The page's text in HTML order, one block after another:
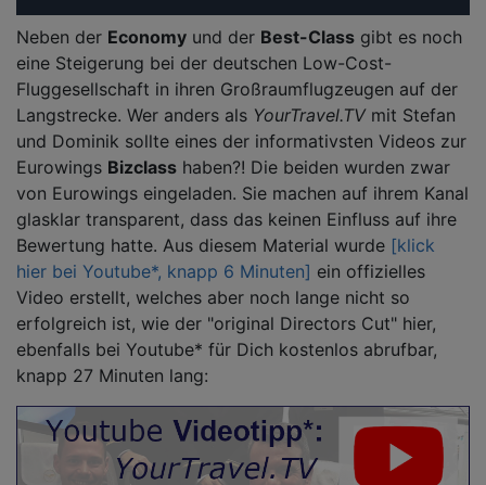
Neben der Economy und der Best-Class gibt es noch
eine Steigerung bei der deutschen Low-Cost-
Fluggesellschaft in ihren Großraumflugzeugen auf der
Langstrecke. Wer anders als YourTravel.TVmit Stefan
und Dominik sollte eines der informativsten Videos zur
Eurowings Bizclass haben?! Die beiden wurden zwar
von Eurowings eingeladen. Sie machen auf ihrem Kanal
glasklar transparent, dass das keinen Einfluss auf ihre
Bewertung hatte. Aus diesem Material wurde [klick
hier bei Youtube*, knapp 6 Minuten] ein offizielles
Video erstellt, welches aber noch lange nicht so
erfolgreich ist, wie der "original Directors Cut" hier,
ebenfalls bei Youtube* für Dich kostenlos abrufbar,
knapp 27 Minuten lang: